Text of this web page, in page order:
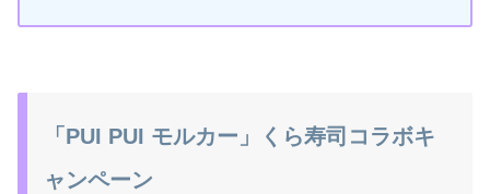
「PUI PUI モルカー」くら寿司コラボキ
ャンペーン